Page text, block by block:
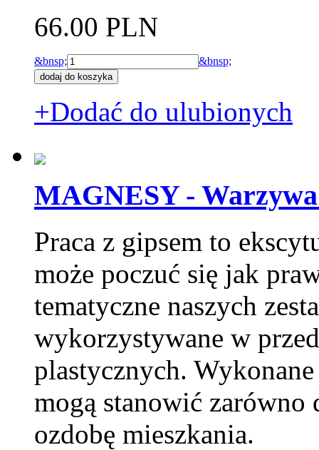
66.00 PLN
&bnsp; &bnsp;
+Dodać do ulubionych
MAGNESY -
Praca z gipsem to
może poczuć się jak
tematyczne naszych
wykorzystywane w
plastycznych.
mogą stanowić zarówno
ozdobę mieszkania.